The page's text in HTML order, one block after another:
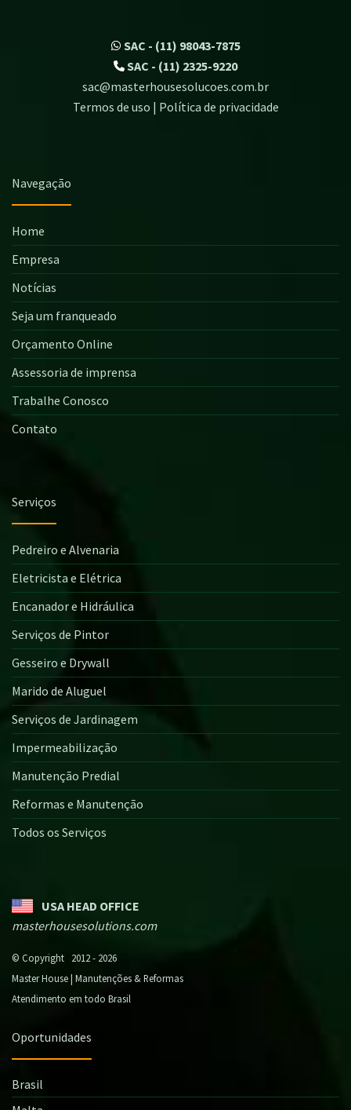
SAC - (11) 98043-7875
SAC - (11) 2325-9220
sac@masterhousesolucoes.com.br
Termos de uso | Política de privacidade
Navegação
Home
Empresa
Notícias
Seja um franqueado
Orçamento Online
Assessoria de imprensa
Trabalhe Conosco
Contato
Serviços
Pedreiro e Alvenaria
Eletricista e Elétrica
Encanador e Hidráulica
Serviços de Pintor
Gesseiro e Drywall
Marido de Aluguel
Serviços de Jardinagem
Impermeabilização
Manutenção Predial
Reformas e Manutenção
Todos os Serviços
USA HEAD OFFICE
masterhousesolutions.com
© Copyright 2012 - 2026
Master House | Manutenções & Reformas
Atendimento em todo Brasil
Oportunidades
Brasil